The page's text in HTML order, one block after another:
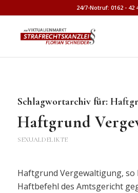
24/7-Notruf: 0162 - 42
Schlagwortarchiv für:
Haftgrund
SEXUALDELIKTE
Haftgrund Vergewaltigung, so
Haftbefehl des Amtsgericht